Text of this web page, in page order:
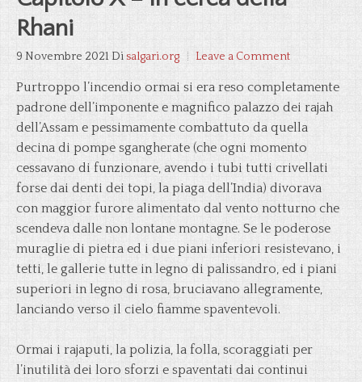
Rhani
9 Novembre 2021 Di salgari.org Leave a Comment
Purtroppo l’incendio ormai si era reso completamente
padrone dell’imponente e magnifico palazzo dei rajah
dell’Assam e pessimamente combattuto da quella
decina di pompe sgangherate (che ogni momento
cessavano di funzionare, avendo i tubi tutti crivellati
forse dai denti dei topi, la piaga dell’India) divorava
con maggior furore alimentato dal vento notturno che
scendeva dalle non lontane montagne. Se le poderose
muraglie di pietra ed i due piani inferiori resistevano, i
tetti, le gallerie tutte in legno di palissandro, ed i piani
superiori in legno di rosa, bruciavano allegramente,
lanciando verso il cielo fiamme spaventevoli.
Ormai i rajaputi, la polizia, la folla, scoraggiati per
l’inutilità dei loro sforzi e spaventati dai continui